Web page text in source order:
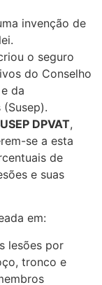
invenção de
o seguro
do Conselho
da
DPVAT,
se a esta
de
e suas
em:
lesões por
tronco e